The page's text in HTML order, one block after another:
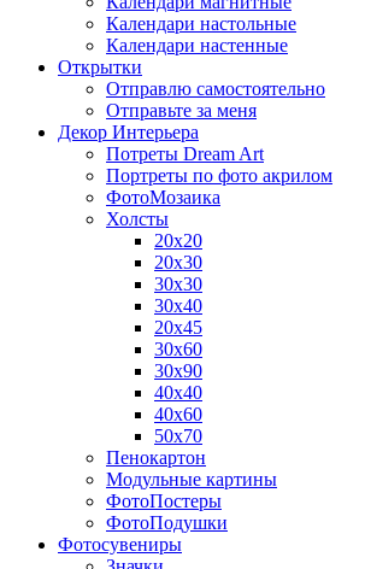
Календари настольные
Календари настенные
Открытки
Отправлю самостоятельно
Отправьте за меня
Декор Интерьера
Потреты Dream Art
Портреты по фото акрилом
ФотоМозаика
Холсты
20х20
20х30
30х30
30х40
20х45
30х60
30х90
40х40
40х60
50х70
Пенокартон
Модульные картины
ФотоПостеры
ФотоПодушки
Фотоcувениры